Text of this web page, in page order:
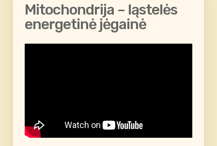
Mitochondrija – ląstelės
energetinė jėgainė